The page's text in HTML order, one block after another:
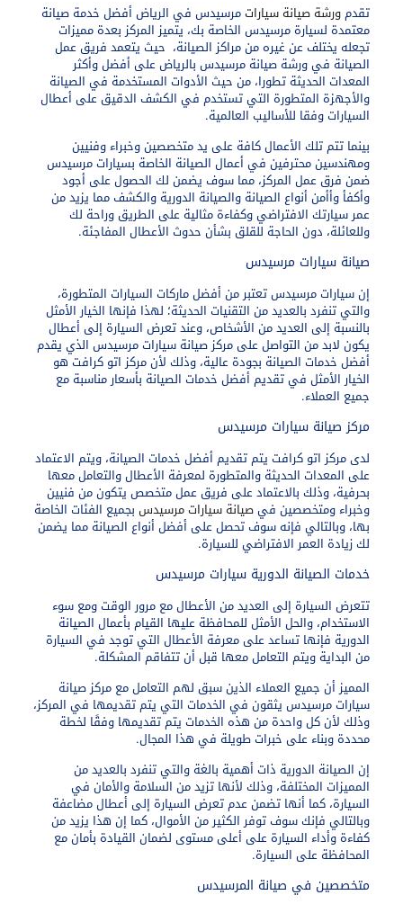
تقدمورشة صيانة سياراتمرسيدس في الرياض أفضل خدمة صيانة
معتمدة لسيارة مرسيدس الخاصة بك، يتميز المركز بعدة مميزات
تجعله يختلف عن غيره من مراكز الصيانة، حيث يتعمد فريق عمل
الصيانة فيورشة صيانة مرسيدس بالرياضعلى أفضل وأكثر
المعدات الحديثة تطورا، من حيث الأدوات المستخدمة في الصيانة
والأجهزة المتطورة التي تستخدم في الكشف الدقيق على أعطال
السيارات وفقا للأساليب العالمية.
بينما تتم تلك الأعمال كافة على يد متخصصين وخبراء وفنيين
ومهندسين محترفين في أعمال الصيانة الخاصة بسيارات مرسيدس
ضمن فرق عمل المركز، مما سوف يضمن لك الحصول على أجود
وأكفأ وأأمن أنواع الصيانة والصيانة الدورية والكشف مما يزيد من
عمر سيارتك الافتراضي وكفاءة مثالية على الطريق وراحة لك
وللعائلة، دون الحاجة للقلق بشأن حدوث الأعطال المفاجئة.
صيانة سيارات مرسيدس
إن سيارات مرسيدس تعتبر من أفضل ماركات السيارات المتطورة،
والتي تنفرد بالعديد من التقنيات الحديثة؛ لهذا فإنها الخيار الأمثل
بالنسبة إلى العديد من الأشخاص، وعند تعرض السيارة إلى أعطال
يكون لابد من التواصل على مركز صيانة سيارات مرسيدس الذي يقدم
أفضل خدمات الصيانة بجودة عالية، وذلك لأن مركز اتو كرافت هو
الخيار الأمثل في تقديم أفضل خدمات الصيانة بأسعار مناسبة مع
جميع العملاء.
مركز صيانة سيارات مرسيدس
لدى مركز اتو كرافت يتم تقديم أفضل خدمات الصيانة، ويتم الاعتماد
على المعدات الحديثة والمتطورة لمعرفة الأعطال والتعامل معها
بحرفية، وذلك بالاعتماد على فريق عمل متخصص يتكون من فنيين
وخبراء ومتخصصين فيصيانة سيارات مرسيدسبجميع الفئات الخاصة
بها، وبالتالي فإنه سوف تحصل على أفضل أنواع الصيانة مما يضمن
لك زيادة العمر الافتراضي للسيارة.
خدمات الصيانة الدورية سيارات مرسيدس
تتعرض السيارة إلى العديد من الأعطال مع مرور الوقت ومع سوء
الاستخدام، والحل الأمثل للمحافظة عليها القيام بأعمال الصيانة
الدورية فإنها تساعد على معرفة الأعطال التي توجد في السيارة
من البداية ويتم التعامل معها قبل أن تتفاقم المشكلة.
المميز أن جميع العملاء الذين سبق لهم التعامل مع مركز صيانة
سيارات مرسيدس يثقون في الخدمات التي يتم تقديمها في المركز،
وذلك لأن كل واحدة من هذه الخدمات يتم تقديمها وفقًا لخطة
محددة وبناء على خبرات طويلة في هذا المجال.
إن الصيانة الدورية ذات أهمية بالغة والتي تنفرد بالعديد من
المميزات المختلفة، وذلك لأنها تزيد من السلامة والأمان في
السيارة، كما أنها تضمن عدم تعرض السيارة إلى أعطال مضاعفة
وبالتالي فإنك سوف توفر الكثير من الأموال، كما إن هذا يزيد من
كفاءة وأداء السيارة على أعلى مستوى لضمان القيادة بأمان مع
المحافظة على السيارة.
متخصصين في صيانة المرسيدس